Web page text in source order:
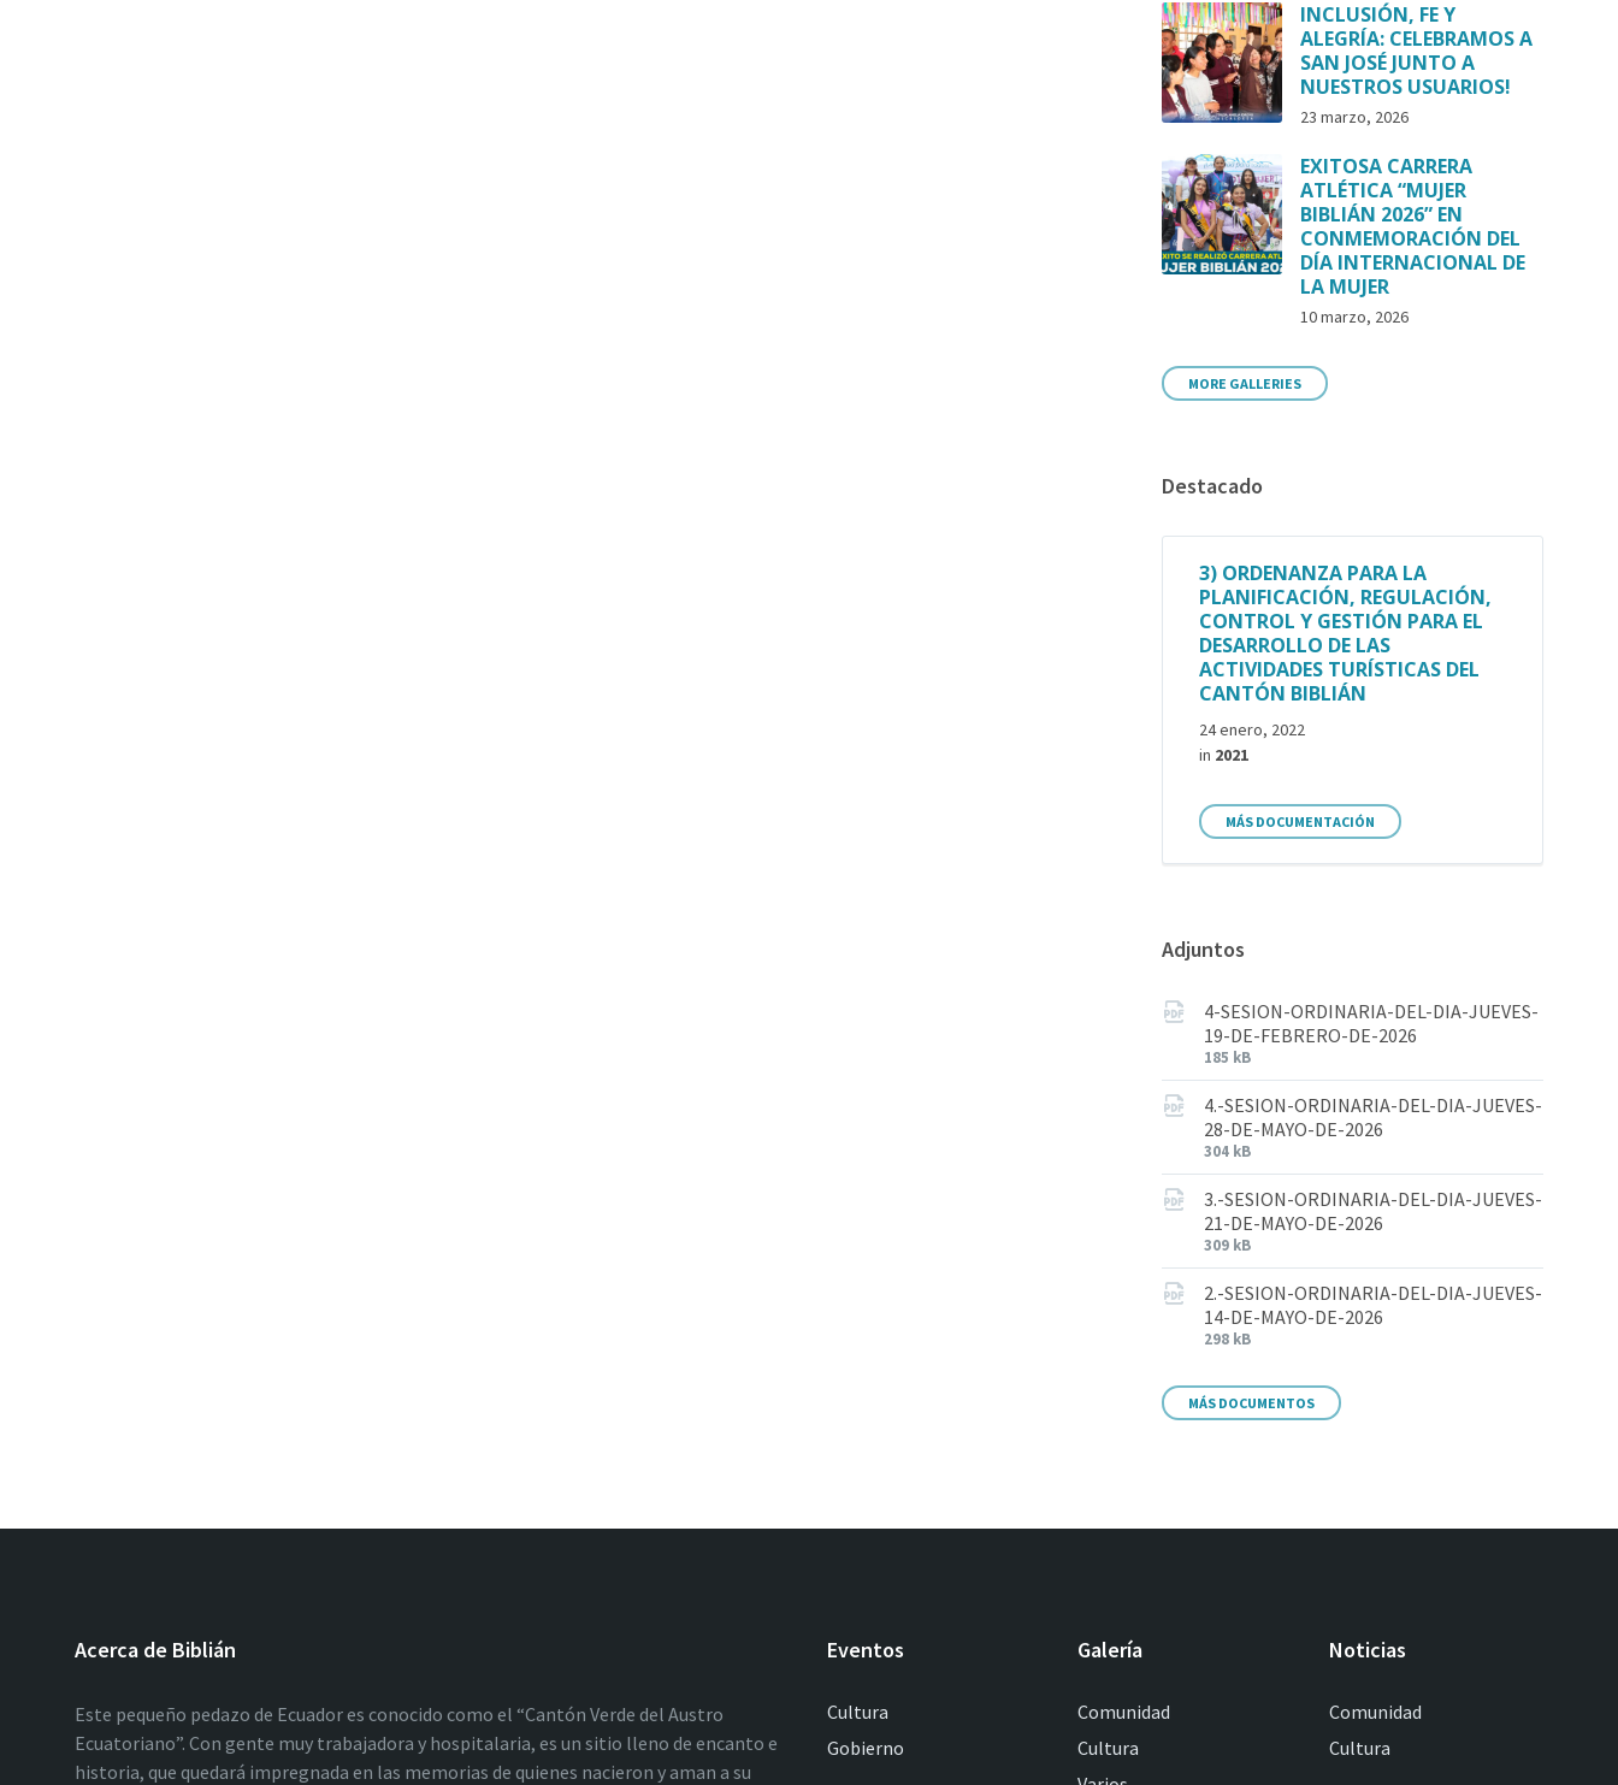
INCLUSIÓN, FE Y
ALEGRÍA: CELEBRAMOS A
SAN JOSÉ JUNTO A
NUESTROS USUARIOS!
23 marzo, 2026
EXITOSA CARRERA
ATLÉTICA “MUJER
BIBLIÁN 2026” EN
CONMEMORACIÓN DEL
DÍA INTERNACIONAL DE
LA MUJER
10 marzo, 2026
MORE GALLERIES
Destacado
3) ORDENANZA PARA LA
PLANIFICACIÓN, REGULACIÓN,
CONTROL Y GESTIÓN PARA EL
DESARROLLO DE LAS
ACTIVIDADES TURÍSTICAS DEL
CANTÓN BIBLIÁN
24 enero, 2022
in 2021
MÁS DOCUMENTACIÓN
Adjuntos
4-SESION-ORDINARIA-DEL-DIA-JUEVES-
19-DE-FEBRERO-DE-2026
185 kB
4.-SESION-ORDINARIA-DEL-DIA-JUEVES-
28-DE-MAYO-DE-2026
304 kB
3.-SESION-ORDINARIA-DEL-DIA-JUEVES-
21-DE-MAYO-DE-2026
309 kB
2.-SESION-ORDINARIA-DEL-DIA-JUEVES-
14-DE-MAYO-DE-2026
298 kB
MÁS DOCUMENTOS
Acerca de Biblián
Este pequeño pedazo de Ecuador es conocido como el “Cantón Verde del Austro
Ecuatoriano”. Con gente muy trabajadora y hospitalaria, es un sitio lleno de encanto e
historia, que quedará impregnada en las memorias de quienes nacieron y aman a su
Eventos
Cultura
Gobierno
Galería
Comunidad
Cultura
Noticias
Comunidad
Cultura